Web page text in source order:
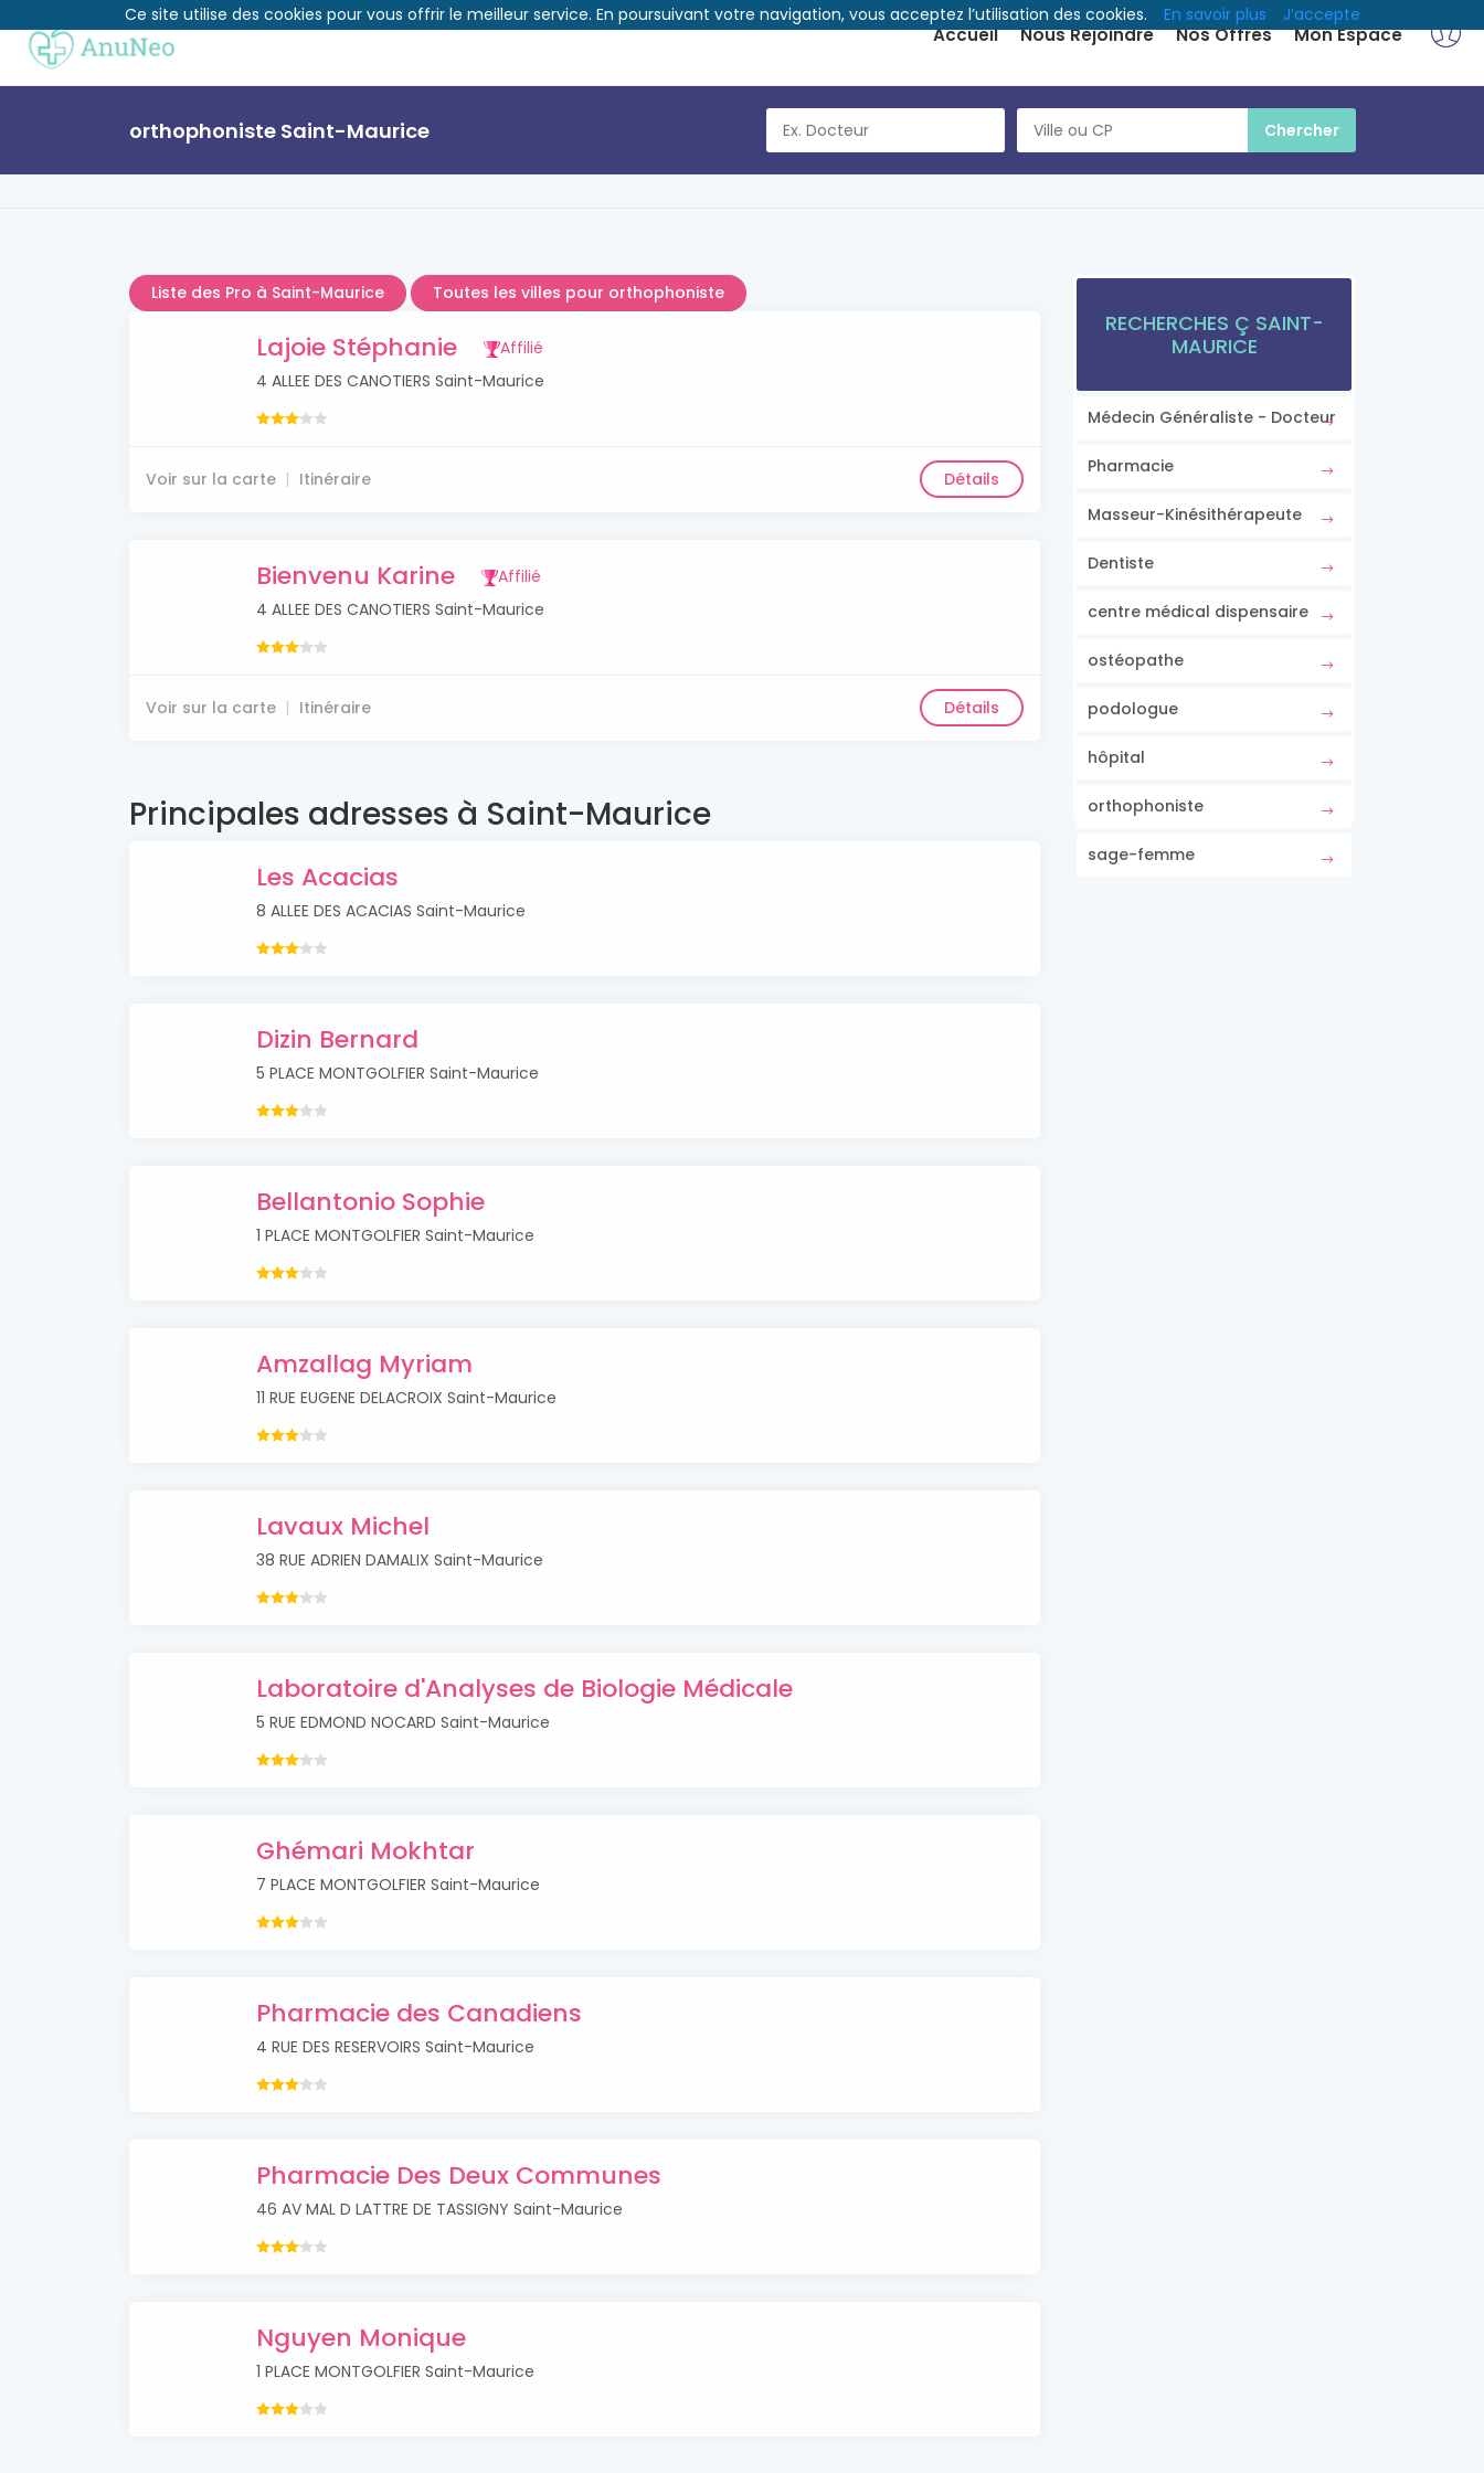
Accueil Nous Rejoindre Nos Offres Mon Espace
orthophoniste Saint-Maurice
Liste des Pro à Saint-Maurice Toutes les villes pour orthophoniste
Lajoie Stéphanie
Affilié
4 ALLEE DES CANOTIERS Saint-Maurice
Voir sur la carte Itinéraire Détails
Bienvenu Karine
Affilié
4 ALLEE DES CANOTIERS Saint-Maurice
Voir sur la carte Itinéraire Détails
Principales adresses à Saint-Maurice
Les Acacias
8 ALLEE DES ACACIAS Saint-Maurice
Dizin Bernard
5 PLACE MONTGOLFIER Saint-Maurice
Bellantonio Sophie
1 PLACE MONTGOLFIER Saint-Maurice
Amzallag Myriam
11 RUE EUGENE DELACROIX Saint-Maurice
Lavaux Michel
38 RUE ADRIEN DAMALIX Saint-Maurice
Laboratoire d'Analyses de Biologie Médicale
5 RUE EDMOND NOCARD Saint-Maurice
Ghémari Mokhtar
7 PLACE MONTGOLFIER Saint-Maurice
Pharmacie des Canadiens
4 RUE DES RESERVOIRS Saint-Maurice
Pharmacie Des Deux Communes
46 AV MAL D LATTRE DE TASSIGNY Saint-Maurice
Nguyen Monique
1 PLACE MONTGOLFIER Saint-Maurice
RECHERCHES Ç SAINT-
MAURICE
Médecin Généraliste - Docteur
Pharmacie
Masseur-Kinésithérapeute
Dentiste
centre médical dispensaire
ostéopathe
podologue
hôpital
orthophoniste
sage-femme
Ce site utilise des cookies pour vous offrir le meilleur service. En poursuivant votre navigation, vous acceptez l’utilisation des cookies. En savoir plus J’accepte